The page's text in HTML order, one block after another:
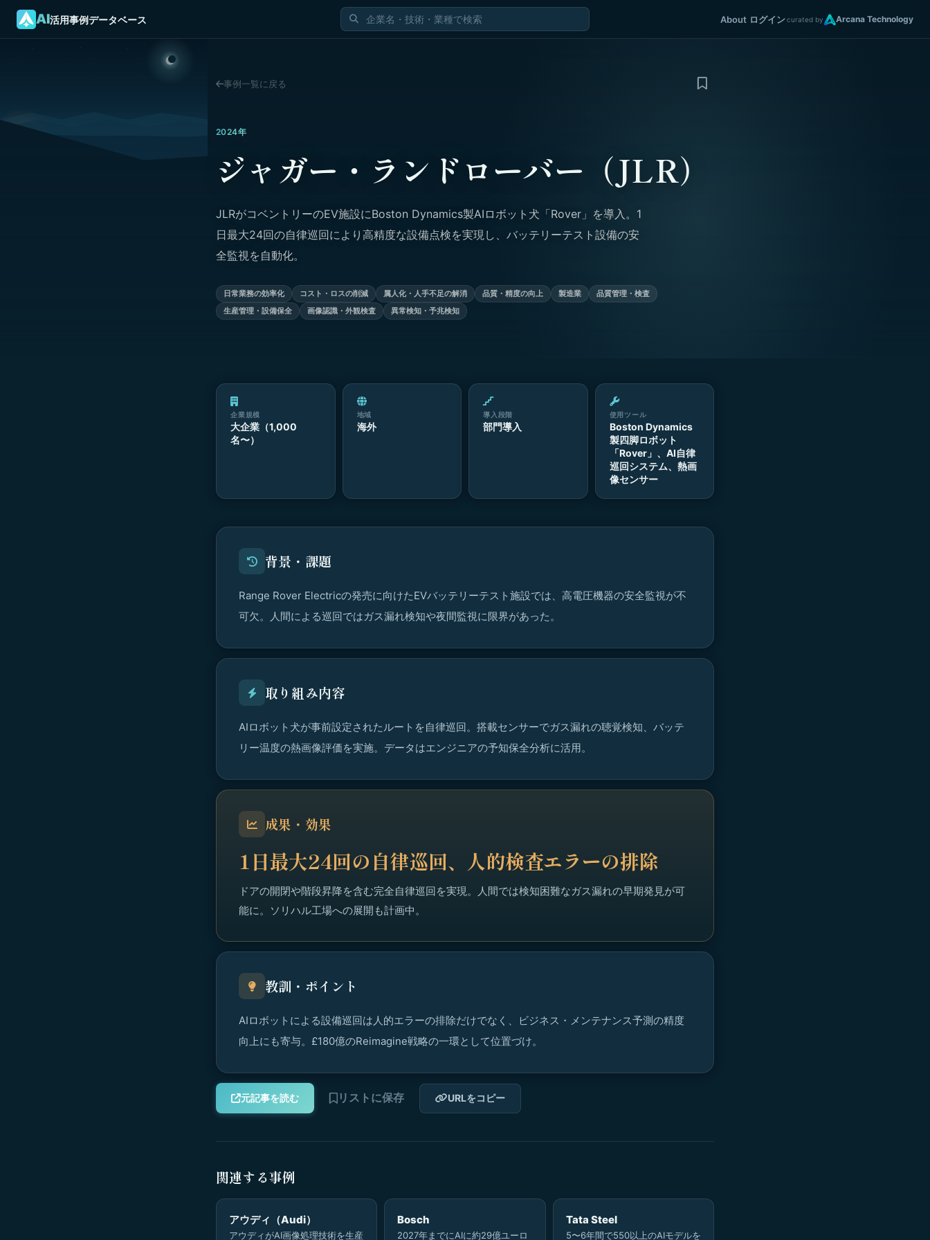
AI活用事例データベース About ログインcurated by Arcana Technology
事例一覧に戻る
2024年
ジャガー・ランドローバー（JLR）
JLRがコベントリーのEV施設にBoston Dynamics製AIロボット犬「Rover」を導入。1
日最大24回の自律巡回により高精度な設備点検を実現し、バッテリーテスト設備の安
全監視を自動化。
日常業務の効率化 コスト・ロスの削減 属人化・人手不足の解消 品質・精度の向上 製造業
品質管理・検査
生産管理・設備保全
画像認識・外観検査 異常検知・予兆検知
企業規模
大企業（1,000
名〜）
地域
海外
導入段階
部門導入
使用ツール
Boston Dynamics
製四脚ロボット
「Rover」、AI自律
巡回システム、熱画
像センサー
背景・課題
Range Rover Electricの発売に向けたEVバッテリーテスト施設では、高電圧機器の安全監視が不
可欠。人間による巡回ではガス漏れ検知や夜間監視に限界があった。
取り組み内容
AIロボット犬が事前設定されたルートを自律巡回。搭載センサーでガス漏れの聴覚検知、バッテ
リー温度の熱画像評価を実施。データはエンジニアの予知保全分析に活用。
成果・効果
1日最大24回の自律巡回、人的検査エラーの排除
ドアの開閉や階段昇降を含む完全自律巡回を実現。人間では検知困難なガス漏れの早期発見が可
能に。ソリハル工場への展開も計画中。
教訓・ポイント
AIロボットによる設備巡回は人的エラーの排除だけでなく、ビジネス・メンテナンス予測の精度
向上にも寄与。£180億のReimagine戦略の一環として位置づけ。
元記事を読む リストに保存 URLをコピー
関連する事例
アウディ（Audi）
アウディがAI画像処理技術を生産
Bosch
2027年までにAIに約29億ユーロ
Tata Steel
5〜6年間で550以上のAIモデルを